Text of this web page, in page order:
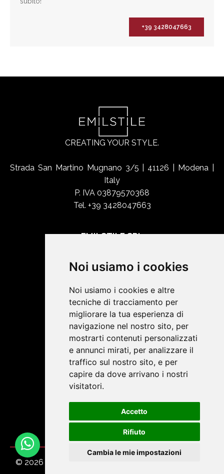
Noi usiamo i cookies
Noi usiamo i cookies e altre
tecniche di tracciamento per
migliorare la tua esperienza di
navigazione nel nostro sito, per
mostrarti contenuti personalizzati
e annunci mirati, per analizzare il
traffico sul nostro sito, e per
capire da dove arrivano i nostri
visitatori.
Accetto
Rifiuto
Cambia le mie impostazioni
+39 3428047663
CREATING YOUR STYLE.
Strada San Martino Mugnano 3/5 | 41126 | Modena |
Italy
P. IVA 03879570368
Tel. +39 3428047663
EMILSTILE SRL
Shop Online
SOCIAL NETWORK
Termini e condizioni
© 2026